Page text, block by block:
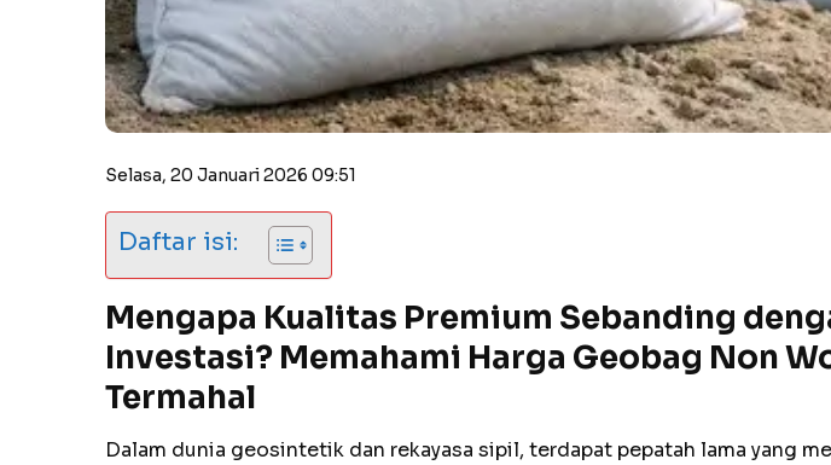
Selasa, 20 Januari 2026 09:51
Daftar isi:
Mengapa Kualitas Premium Sebanding
Investasi? Memahami Harga Geobag Non
Termahal
Dalam dunia geosintetik dan rekayasa sipil, terdapat pepatah lama yang